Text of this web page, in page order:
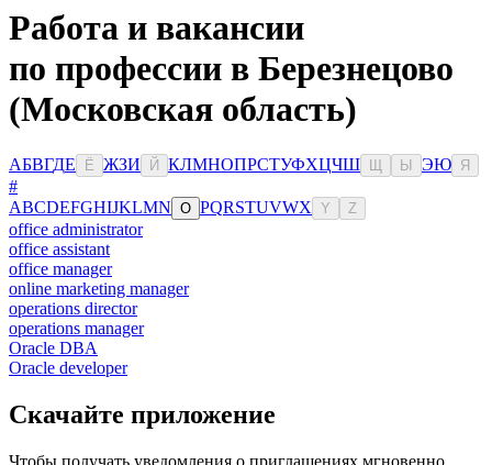
Работа и вакансии
по профессии в Березнецово
(Московская область)
АБВГДЕ Ё ЖЗИ Й КЛМНОПРСТУФХЦЧШ Ы ЭЮ Я
#
ABCDEFGHIJKLMN O PQRSTUVWX Y Z
office administrator
office assistant
office manager
online marketing manager
operations director
operations manager
Oracle DBA
Oracle developer
Скачайте приложение
Чтобы получать уведомления о приглашениях мгновенно